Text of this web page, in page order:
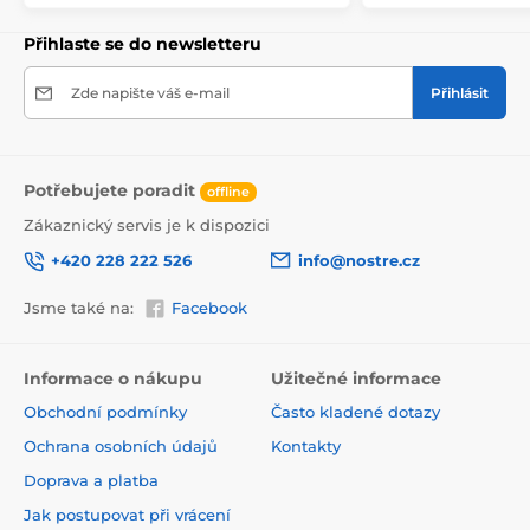
Použitá tisková metoda je ekologická, a proto jsou
přísné normy a mají VOC i GREENGUARD GOLD
certifikaci. Navíc jsou bez obsahu PVC a lepidlo je na
Přihlaste se do newsletteru
Zde napište váš e-mail Přihlásit
Potřebujete poradit offline
Zákaznický servis je k dispozici
+420 228 222 526
info@nostre.cz
Jsme také na: Facebook
Informace o nákupu
Obchodní podmínky
Ochrana osobních údajů
Doprava a platba
Jak postupovat při vrácení
Užitečné informace
Často kladené dotazy
Kontakty